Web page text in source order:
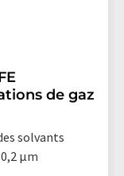
de gaz
solvants
µm